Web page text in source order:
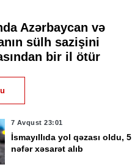
Azərbaycan və
sülh sazişini
bir il ötür
7 Avqust 23:01
İsmayıllıda yol qəzası oldu, 5
nəfər xəsarət alıb